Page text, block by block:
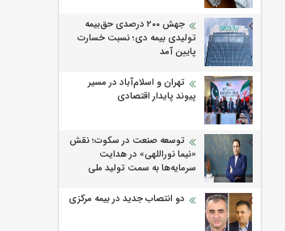
جهش ۲۰۰ درصدی حق‌بیمه
تولیدی بیمه دی؛ نسبت خسارت
پایین آمد
تهران و اسلام‌آباد در مسیر
پیوند پایدار اقتصادی
توسعه صنعت در سکوت؛ نقش
«نیما نوراللهی» در هدایت
سرمایه‌ها به سمت تولید ملی
دو انتصاب جدید در بیمه مرکزی